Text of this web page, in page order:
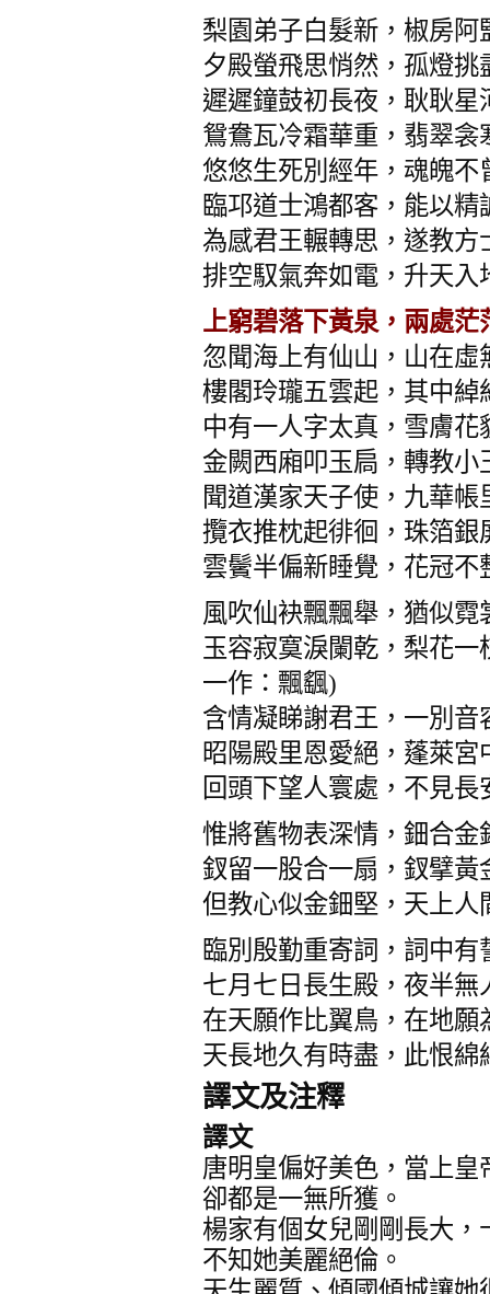
梨園弟子白髮新，椒房阿
夕殿螢飛思悄然，孤燈挑
遲遲鐘鼓初長夜，耿耿星
鴛鴦瓦冷霜華重，翡翠衾
悠悠生死別經年，魂魄不
臨邛道士鴻都客，能以精
為感君王輾轉思，遂教方
排空馭氣奔如電，升天入
上窮碧落下黃泉，兩處茫
忽聞海上有仙山，山在虛
樓閣玲瓏五雲起，其中綽
中有一人字太真，雪膚花
金闕西廂叩玉扃，轉教小
聞道漢家天子使，九華帳
攬衣推枕起徘徊，珠箔銀
雲鬢半偏新睡覺，花冠不
風吹仙袂飄飄舉，猶似霓
玉容寂寞淚闌乾，梨花
一作：飄颻)
含情凝睇謝君王，一別音
昭陽殿里恩愛絕，蓬萊宮
回頭下望人寰處，不見長
惟將舊物表深情，鈿合金
釵留一股合一扇，釵擘黃
但教心似金鈿堅，天上人
臨別殷勤重寄詞，詞中有
七月七日長生殿，夜半無
在天願作比翼鳥，在地願
天長地久有時盡，此恨綿
譯文及注釋
譯文
唐明皇偏好美色，當上
卻都是一無所獲。
楊家有個女兒剛剛長大
不知她美麗絕倫。